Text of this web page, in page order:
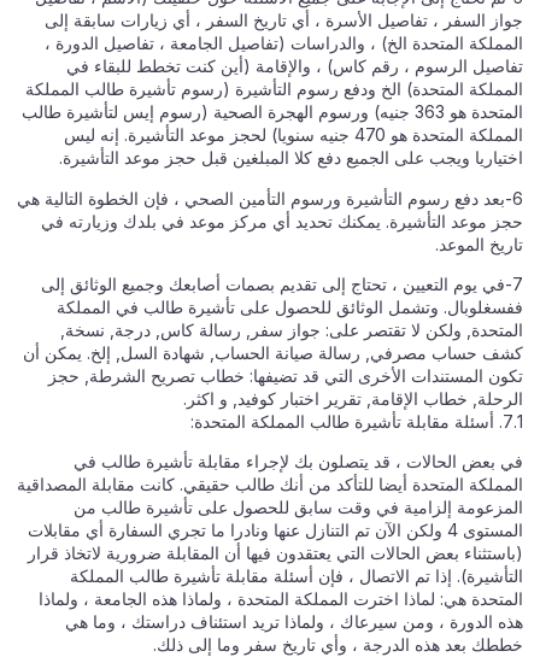
جواز السفر ، تفاصيل الأسرة ، أي تاريخ السفر ، أي زيارات سابقة إلى
المملكة المتحدة الخ) ، والدراسات (تفاصيل الجامعة ، تفاصيل الدورة ،
تفاصيل الرسوم ، رقم كاس) ، والإقامة (أين كنت تخطط للبقاء في
المملكة المتحدة) الخ ودفع رسوم التأشيرة (رسوم تأشيرة طالب المملكة
المتحدة هو 363 جنيه) ورسوم الهجرة الصحية (رسوم إيس لتأشيرة طالب
المملكة المتحدة هو 470 جنيه سنويا) لحجز موعد التأشيرة. إنه ليس
اختياريا ويجب على الجميع دفع كلا المبلغين قبل حجز موعد التأشيرة.
6-بعد دفع رسوم التأشيرة ورسوم التأمين الصحي ، فإن الخطوة التالية هي
حجز موعد التأشيرة. يمكنك تحديد أي مركز موعد في بلدك وزيارته في
تاريخ الموعد.
7-في يوم التعيين ، تحتاج إلى تقديم بصمات أصابعك وجميع الوثائق إلى
ففسغلوبال. وتشمل الوثائق للحصول على تأشيرة طالب في المملكة
المتحدة, ولكن لا تقتصر على: جواز سفر, رسالة كاس, درجة, نسخة,
كشف حساب مصرفي, رسالة صيانة الحساب, شهادة السل, إلخ. يمكن أن
تكون المستندات الأخرى التي قد تضيفها: خطاب تصريح الشرطة, حجز
الرحلة, خطاب الإقامة, تقرير اختبار كوفيد, و اكثر.
7.1. أسئلة مقابلة تأشيرة طالب المملكة المتحدة:
في بعض الحالات ، قد يتصلون بك لإجراء مقابلة تأشيرة طالب في
المملكة المتحدة أيضا للتأكد من أنك طالب حقيقي. كانت مقابلة المصداقية
المزعومة إلزامية في وقت سابق للحصول على تأشيرة طالب من
المستوى 4 ولكن الآن تم التنازل عنها ونادرا ما تجري السفارة أي مقابلات
(باستثناء بعض الحالات التي يعتقدون فيها أن المقابلة ضرورية لاتخاذ قرار
التأشيرة). إذا تم الاتصال ، فإن أسئلة مقابلة تأشيرة طالب المملكة
المتحدة هي: لماذا اخترت المملكة المتحدة ، ولماذا هذه الجامعة ، ولماذا
هذه الدورة ، ومن سيرعاك ، ولماذا تريد استئناف دراستك ، وما هي
خططك بعد هذه الدرجة ، وأي تاريخ سفر وما إلى ذلك.